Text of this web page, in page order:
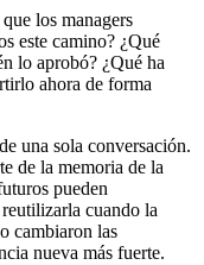
los managers
este camino? ¿Qué
lo aprobó? ¿Qué ha
ahora de forma
una sola conversación.
de la memoria de la
pueden
cuando la
cambiaron las
nueva más fuerte.